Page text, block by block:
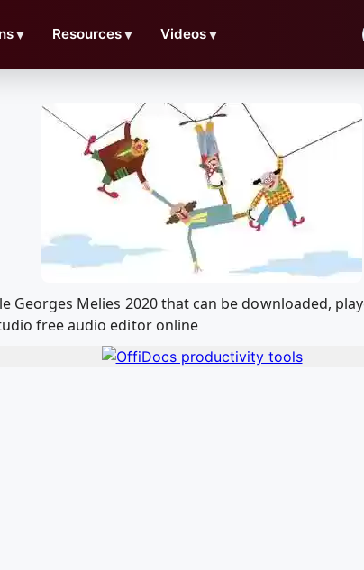
▼ Resources▼ Videos▼
Georges Melies 2020 that can be downloaded,
free audio editor online